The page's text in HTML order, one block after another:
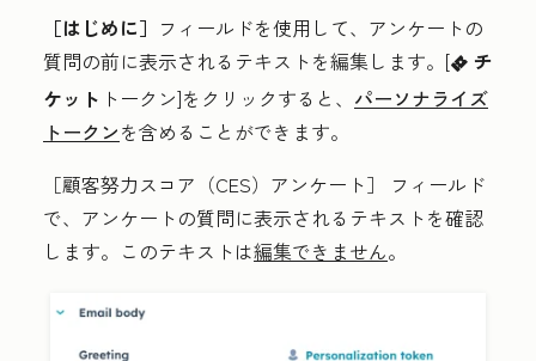
［はじめに］ フィールドを使用して、アンケートの
質問の前に表示されるテキストを編集します。[ticket チ
ケット トークン]をクリックすると、 パーソナライズ
トークンを含めることができます。
［顧客努力スコア（CES）アンケート］
フィールド
で、アンケートの質問に表示されるテキストを確認
します。このテキストは編集できません。